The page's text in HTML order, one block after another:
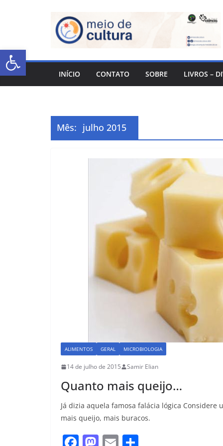
Abrir a barra de ferramentas
INÍCIO CONTATO SOBRE LIVROS –
Mês: julho 2015
ALIMENTOS GERAL MICROBIOLOGIA
14 de julho de 2015 Samir Elian
Quanto mais queijo…
Já dizia aquela famosa falácia lógica
mais queijo, mais buracos.